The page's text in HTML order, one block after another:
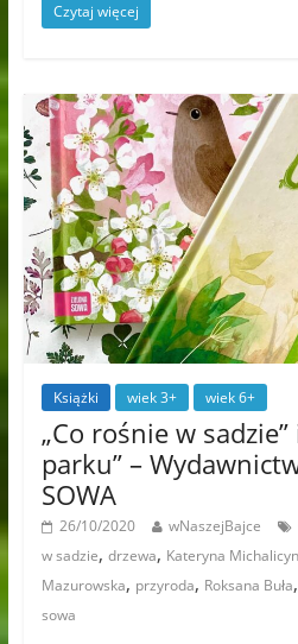
Czytaj więcej
Książki wiek 3+ wiek 6+
„Co rośnie w
parku” –
SOWA
26/10/2020 wNaszejBajce
w sadzie, drzewa, Kateryna
Mazurowska, przyroda, Roksana Buła,
sowa